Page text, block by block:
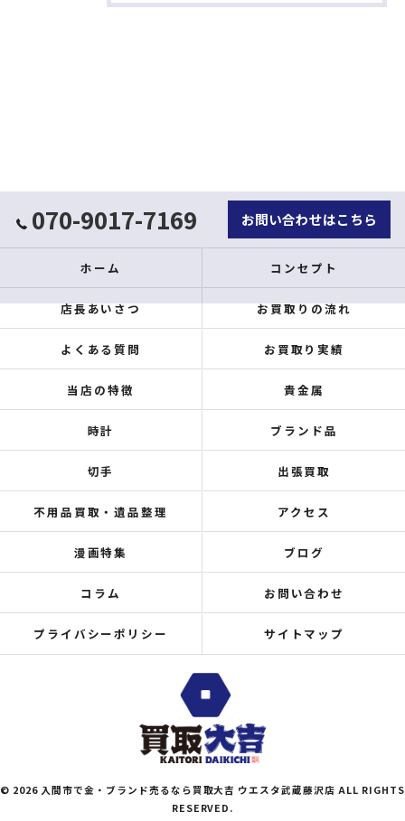
070-9017-7169 お問い合わせはこちら
ホーム コンセプト
店長あいさつ お買取りの流れ
よくある質問 お買取り実績
当店の特徴 貴金属
時計 ブランド品
切手 出張買取
不用品買取・遺品整理 アクセス
漫画特集 ブログ
コラム お問い合わせ
プライバシーポリシー サイトマップ
© 2026 入間市で金・ブランド売るなら買取大吉 ウエスタ武蔵藤沢店 ALL RIGHTS
RESERVED.